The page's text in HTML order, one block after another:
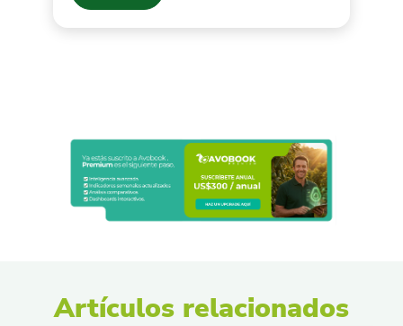
Artículos relacionados